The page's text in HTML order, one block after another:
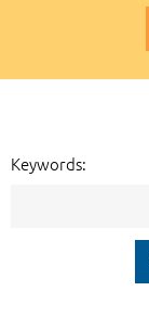
Keywords: